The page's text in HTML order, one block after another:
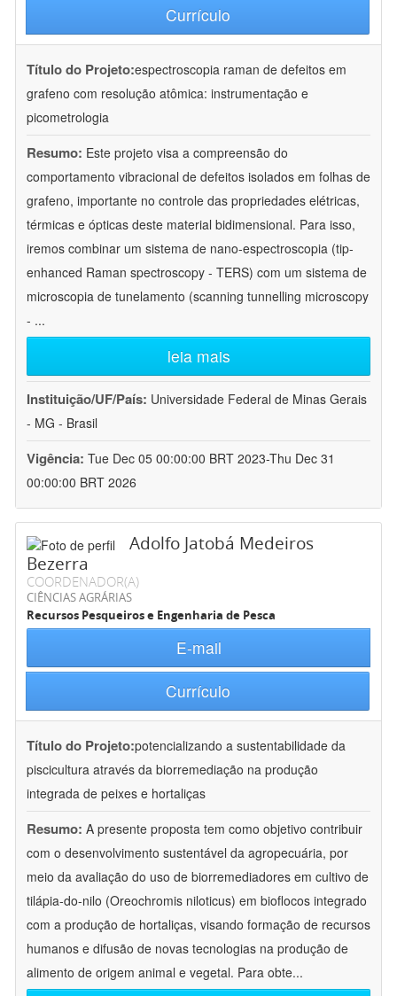
Currículo
Título do Projeto:espectroscopia raman de defeitos em
grafeno com resolução atômica: instrumentação e
picometrologia
Resumo: Este projeto visa a compreensão do
comportamento vibracional de defeitos isolados em folhas de
grafeno, importante no controle das propriedades elétricas,
térmicas e ópticas deste material bidimensional. Para isso,
iremos combinar um sistema de nano-espectroscopia (tip-
enhanced Raman spectroscopy - TERS) com um sistema de
microscopia de tunelamento (scanning tunnelling microscopy
- ...
leia mais
Instituição/UF/País: Universidade Federal de Minas Gerais
- MG - Brasil
Vigência: Tue Dec 05 00:00:00 BRT 2023-Thu Dec 31
00:00:00 BRT 2026
Adolfo Jatobá Medeiros
Bezerra
COORDENADOR(A)
CIÊNCIAS AGRÁRIAS
Recursos Pesqueiros e Engenharia de Pesca
E-mail
Currículo
Título do Projeto:potencializando a sustentabilidade da
piscicultura através da biorremediação na produção
integrada de peixes e hortaliças
Resumo: A presente proposta tem como objetivo contribuir
com o desenvolvimento sustentável da agropecuária, por
meio da avaliação do uso de biorremediadores em cultivo de
tilápia-do-nilo (Oreochromis niloticus) em bioflocos integrado
com a produção de hortaliças, visando formação de recursos
humanos e difusão de novas tecnologias na produção de
alimento de origem animal e vegetal. Para obte...